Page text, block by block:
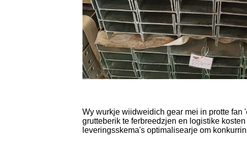
Wy wurkje wiidweidich gear mei in protte fan
grutteberik te ferbreedzjen en logistike
leveringsskema's optimalisearje om